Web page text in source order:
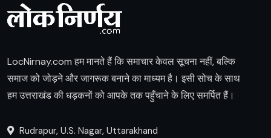
LocNirnay.com हम मानते हैं कि समाचार केवल सूचना नहीं, बल्कि
समाज को जोड़ने और जागरूक बनाने का माध्यम है। इसी सोच के साथ
हम उत्तराखंड की धड़कनों को आपके तक पहुँचाने के लिए समर्पित हैं।
Rudrapur, U.S. Nagar, Uttarakhand